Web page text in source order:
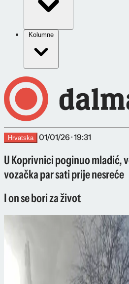
Kolumne
Hrvatska 01/01/26 · 19:31
U Koprivnici poginuo mladić,
vozačka par sati prije nesreće
I on se bori za život